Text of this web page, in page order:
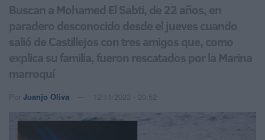
Buscan a Mohamed El Sabti, de 22 años, en
paradero desconocido desde el jueves cuando
salió de Castillejos con tres amigos que, como
explica su familia, fueron rescatados por la Marina
marroquí
Por Juanjo Oliva 12/11/2023 - 20:52